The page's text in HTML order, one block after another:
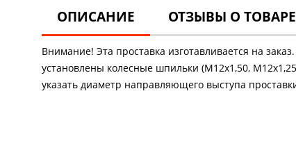
ОПИСАНИЕ ОТЗЫВЫ О ТОВАРЕ
Внимание! Эта проставка изготавливается на
установлены колесные шпильки (М12х1,50,
указать диаметр направляющего выступа